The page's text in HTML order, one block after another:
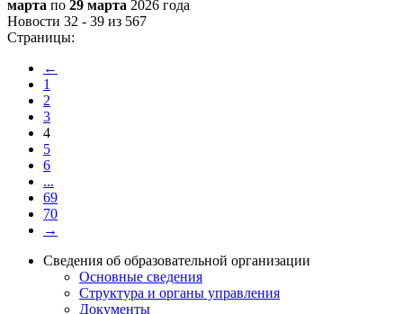
марта по 29 марта 2026 года
Новости 32 - 39 из 567
Страницы:
←
1
2
3
4
5
6
...
69
70
→
Сведения об образовательной организации
Основные сведения
Структура и органы управления
Документы